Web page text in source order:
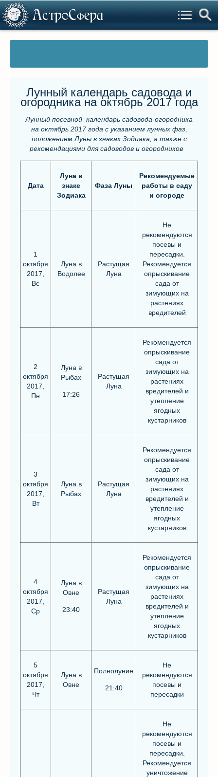
Лунный календарь садовода и
огородника на октябрь 2017 года
Лунный посевной календарь садовода-огородника
на октябрь 2017 года с указанием лунных фаз,
положением Луныв знаках Зодиака, а также с
рекомендациями для садоводов и огородников
Дата
Луна в
знаке
Зодиака
Фаза Луны
Рекомендуемые
работы в саду
и огороде
1
октября
2017,
Вс
Луна в
Водолее
Растущая
Луна
Не
рекомендуются
посевы и
пересадки.
Рекомендуется
опрыскивание
сада от
зимующих на
растениях
вредителей
2
октября
2017,
Пн
Луна в
Рыбах
17:26
Растущая
Луна
Рекомендуется
опрыскивание
сада от
зимующих на
растениях
вредителей и
утепление
ягодных
кустарников
3
октября
2017,
Вт
Луна в
Рыбах
Растущая
Луна
Рекомендуется
опрыскивание
сада от
зимующих на
растениях
вредителей и
утепление
ягодных
кустарников
4
октября
2017,
Ср
Луна в
Овне
23:40
Растущая
Луна
Рекомендуется
опрыскивание
сада от
зимующих на
растениях
вредителей и
утепление
ягодных
кустарников
5
октября
2017,
Чт
Луна в
Овне
Полнолуние
21:40
Не
рекомендуются
посевы и
пересадки
Не
рекомендуются
посевы и
пересадки.
Рекомендуется
уничтожение